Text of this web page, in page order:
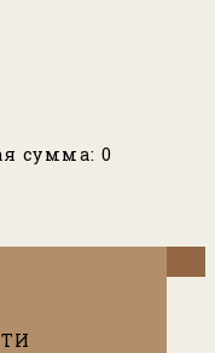
сумма: 0